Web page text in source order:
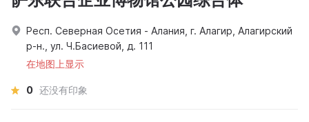
Респ. Северная Осетия - Алания, г. Алагир, Алагирский
р-н., ул. Ч.Басиевой, д. 111
在地图上显示
0 还没有印象